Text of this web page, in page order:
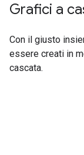
Grafici a
Con il giusto
essere creati in
cascata.